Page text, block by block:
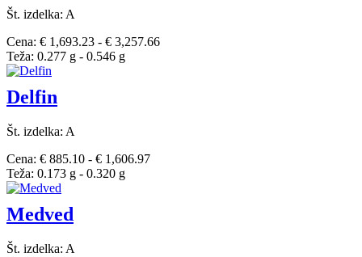
Št. izdelka: A
Cena: € 1,693.23 - € 3,257.66
Teža: 0.277 g - 0.546 g
Delfin
Št. izdelka: A
Cena: € 885.10 - € 1,606.97
Teža: 0.173 g - 0.320 g
Medved
Št. izdelka: A